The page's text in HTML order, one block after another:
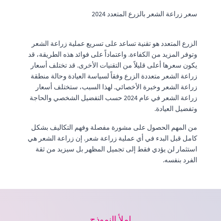
سعر زراعة الشعر بالزرع المتعدد 2024
الزرع المتعدد هو تقنية تساعد على تسريع عملية زراعة الشعر
وتوفر المزيد من الكفاءة. واعتماداً على فوائد هذه الطريقة، قد
يكون سعرها أعلى قليلاً من التقنيات الأخرى. قد تختلف أسعار
زراعة الشعر متعددة الزرع وفقاً لسياسة العيادة وحالة منطقة
زراعة الشعر وخبرة الأخصائي. لهذا السبب، ستختلف أسعار
زراعة الشعر في عام 2024 حسب التفضيل الشخصي والحاجة
وتفضيل العيادة.
من المهم الحصول على مشورة مفصلة وفهم التكاليف بشكل
كامل قبل البدء في أي عملية زراعة شعر. إن زراعة الشعر هي
استثمار لن يؤدي فقط إلى تجميل المظهر بل سيزيد من ثقة
الفرد بنفسه.